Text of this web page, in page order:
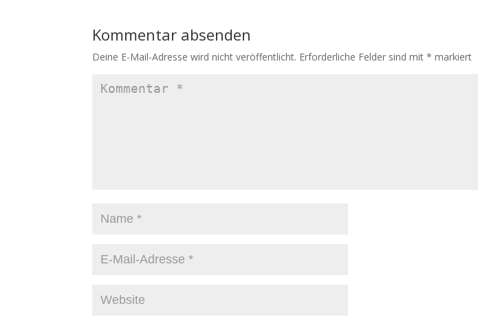
Kommentar absenden
Deine E-Mail-Adresse wird nicht veröffentlicht. Erforderliche Felder sind mit* markiert